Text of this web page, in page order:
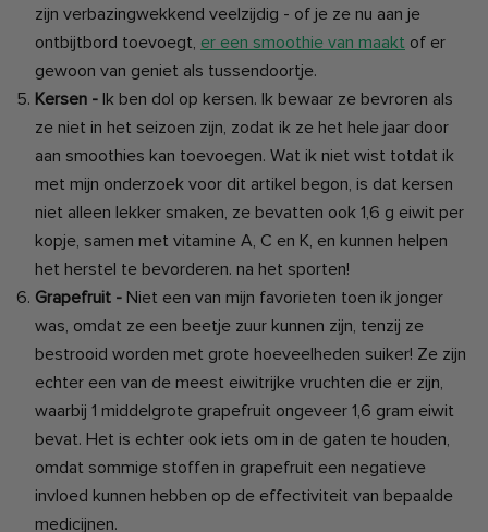
zijn verbazingwekkend veelzijdig - of je ze nu aan je
ontbijtbord toevoegt, er een smoothie van maakt of er
gewoon van geniet als tussendoortje.
Kersen - Ik ben dol op kersen. Ik bewaar ze bevroren als
ze niet in het seizoen zijn, zodat ik ze het hele jaar door
aan smoothies kan toevoegen. Wat ik niet wist totdat ik
met mijn onderzoek voor dit artikel begon, is dat kersen
niet alleen lekker smaken, ze bevatten ook 1,6 g eiwit per
kopje, samen met vitamine A, C en K, en kunnen helpen
het herstel te bevorderen. na het sporten!
Grapefruit - Niet een van mijn favorieten toen ik jonger
was, omdat ze een beetje zuur kunnen zijn, tenzij ze
bestrooid worden met grote hoeveelheden suiker! Ze zijn
echter een van de meest eiwitrijke vruchten die er zijn,
waarbij 1 middelgrote grapefruit ongeveer 1,6 gram eiwit
bevat. Het is echter ook iets om in de gaten te houden,
omdat sommige stoffen in grapefruit een negatieve
invloed kunnen hebben op de effectiviteit van bepaalde
medicijnen.